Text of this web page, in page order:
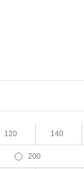
120 140
200